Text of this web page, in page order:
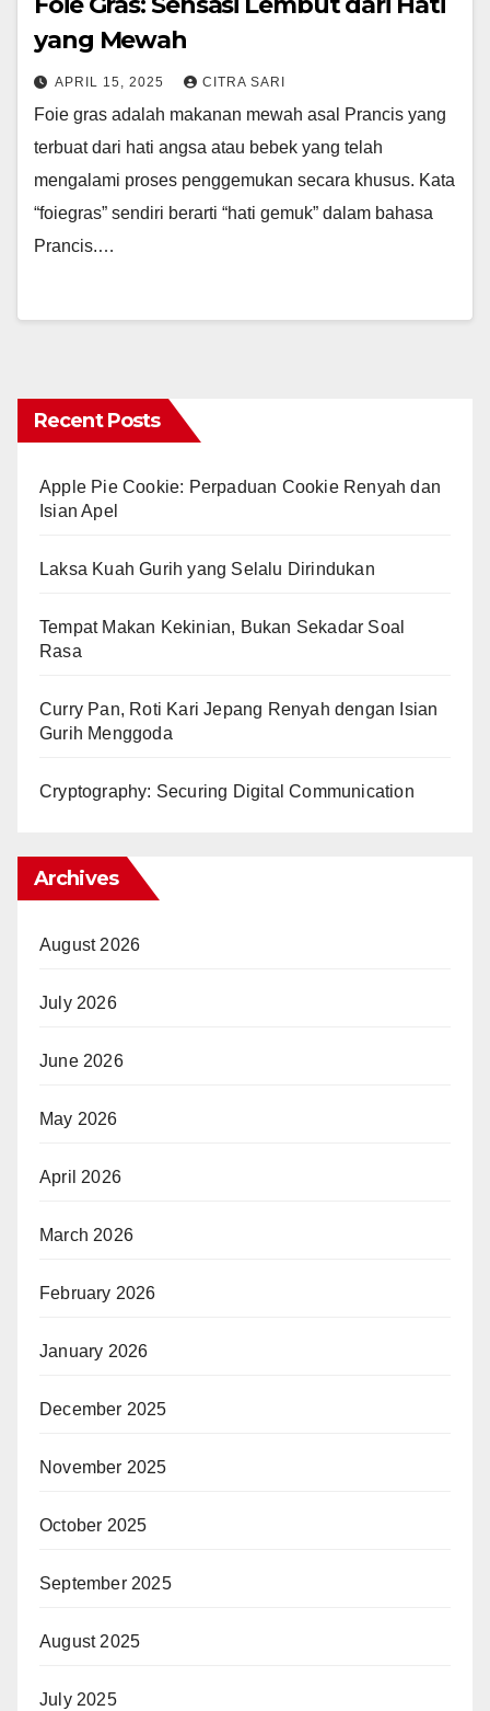
yang Mewah
APRIL 15, 2025 CITRA SARI
Foie gras adalah makanan mewah asal Prancis yang
terbuat dari hati angsa atau bebek yang telah
mengalami proses penggemukan secara khusus. Kata
“foiegras” sendiri berarti “hati gemuk” dalam bahasa
Prancis.…
Recent Posts
Apple Pie Cookie: Perpaduan Cookie Renyah dan
Isian Apel
Laksa Kuah Gurih yang Selalu Dirindukan
Tempat Makan Kekinian, Bukan Sekadar Soal
Rasa
Curry Pan, Roti Kari Jepang Renyah dengan Isian
Gurih Menggoda
Cryptography: Securing Digital Communication
Archives
August 2026
July 2026
June 2026
May 2026
April 2026
March 2026
February 2026
January 2026
December 2025
November 2025
October 2025
September 2025
August 2025
July 2025